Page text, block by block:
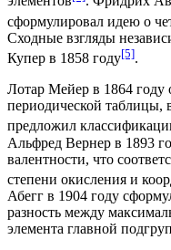
сформулировал идею о
Сходные взгляды
Купер в 1858 году[5].
Лотар Мейер в 1864
периодической
предложил
Альфред Вернер в 1893
валентности, что
степени окисления и
Абегг в 1904 году
разность между
элемента главной